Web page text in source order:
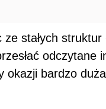
stałych
odczytane
okazji bardzo